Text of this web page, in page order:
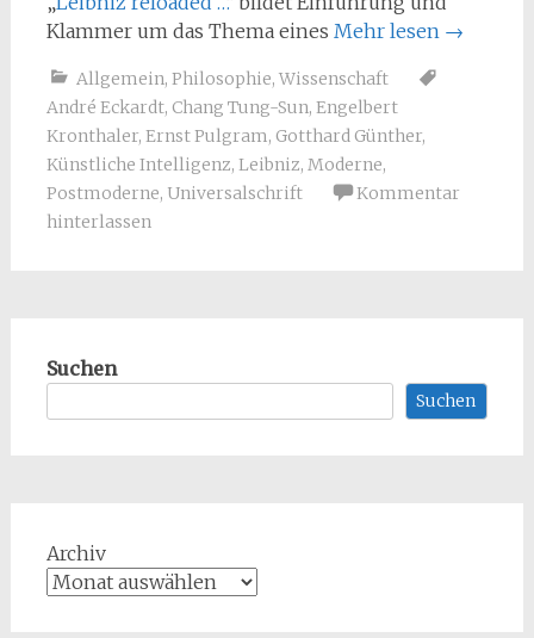
Klammer um das Thema eines Mehr lesen →
Allgemein, Philosophie, Wissenschaft
André Eckardt, Chang Tung-Sun, Engelbert
Kronthaler, Ernst Pulgram, Gotthard Günther,
Künstliche Intelligenz, Leibniz, Moderne,
Postmoderne, Universalschrift
Kommentar
hinterlassen
Suchen
Suchen
Archiv